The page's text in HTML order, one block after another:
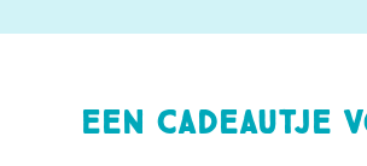
Een cadeautje